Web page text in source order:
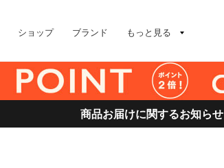
ショップ ブランド もっと見る
商品お届けに関するお知らせ